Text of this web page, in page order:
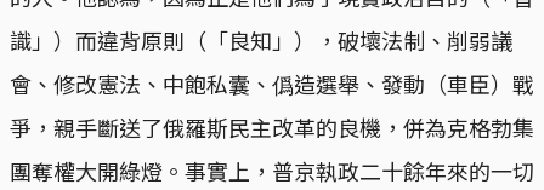
識」）而違背原則（「良知」），破壞法制、削弱議
會、修改憲法、中飽私囊、僞造選舉、發動（車臣）戰
爭，親手斷送了俄羅斯民主改革的良機，併為克格勃集
團奪權大開綠燈。事實上，普京執政二十餘年來的一切